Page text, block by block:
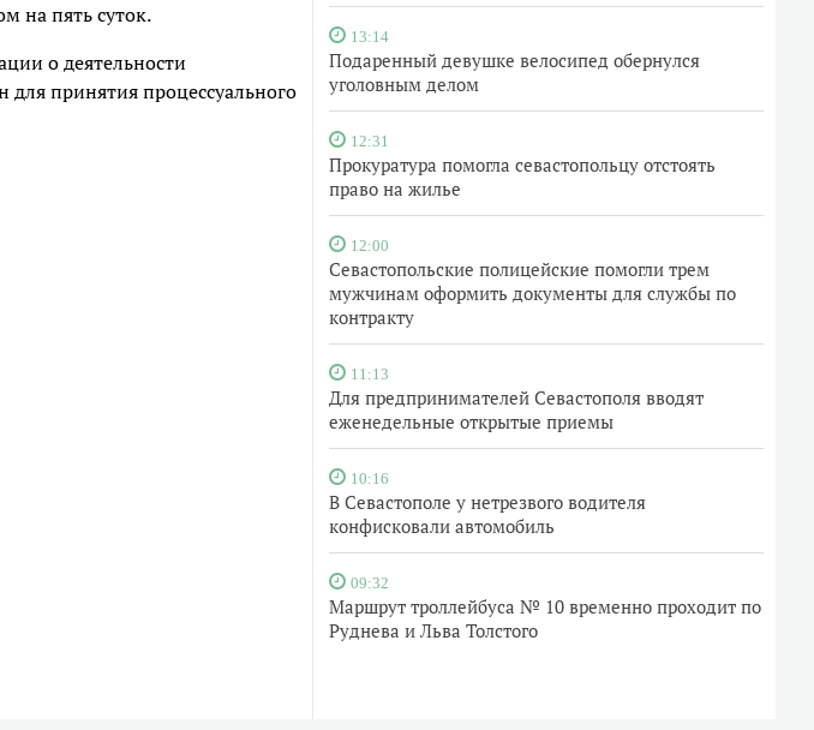
13:14
Подаренный девушке велосипед обернулся
уголовным делом
12:31
Прокуратура помогла севастопольцу отстоять
право на жилье
12:00
Севастопольские полицейские помогли трем
мужчинам оформить документы для службы по
контракту
11:13
Для предпринимателей Севастополя вводят
еженедельные открытые приемы
10:16
В Севастополе у нетрезвого водителя
конфисковали автомобиль
09:32
Маршрут троллейбуса № 10 временно проходит по
Руднева и Льва Толстого
на пять суток.
о деятельности
принятия процессуального